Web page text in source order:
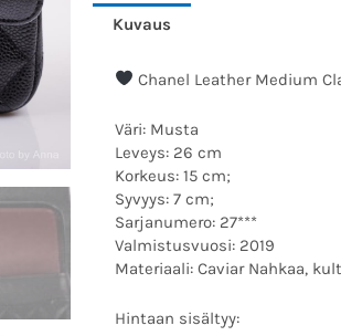
Kuvaus
Chanel Leather Medium
Väri: Musta
Leveys: 26 cm
Korkeus: 15 cm;
Syvyys: 7 cm;
Sarjanumero: 27***
Valmistusvuosi: 2019
Materiaali: Caviar Nahkaa,
Hintaan sisältyy: